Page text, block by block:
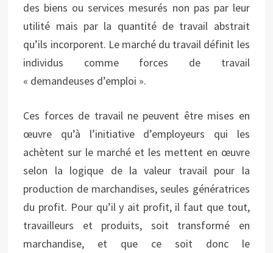
des biens ou services mesurés non pas par leur
utilité mais par la quantité de travail abstrait
qu’ils incorporent. Le marché du travail définit les
individus comme forces de travail
« demandeuses d’emploi ».
Ces forces de travail ne peuvent être mises en
œuvre qu’à l’initiative d’employeurs qui les
achètent sur le marché et les mettent en œuvre
selon la logique de la valeur travail pour la
production de marchandises, seules génératrices
du profit. Pour qu’il y ait profit, il faut que tout,
travailleurs et produits, soit transformé en
marchandise, et que ce soit donc le